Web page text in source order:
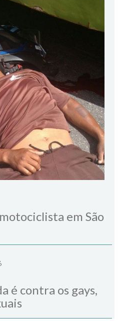
em São
é contra os gays,